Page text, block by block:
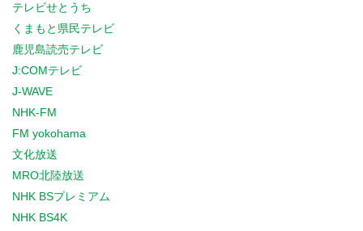
テレビせとうち
くまもと県民テレビ
鹿児島読売テレビ
J:COMテレビ
J-WAVE
NHK-FM
FM yokohama
文化放送
MRO北陸放送
NHK BSプレミアム
NHK BS4K